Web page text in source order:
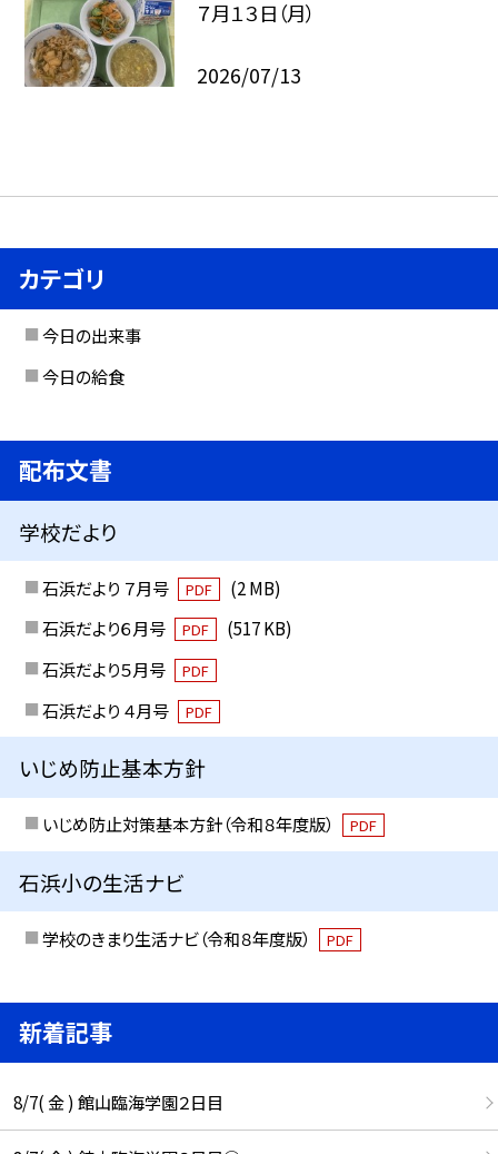
７月１３日（月）
2026/07/13
カテゴリ
今日の出来事
今日の給食
配布文書
学校だより
石浜だより ７月号 PDF
(2 MB)
石浜だより６月号
PDF
(517 KB)
石浜だより５月号
PDF
石浜だより ４月号 PDF
いじめ防止基本方針
いじめ防止対策基本方針（令和８年度版） PDF
石浜小の生活ナビ
学校のきまり生活ナビ（令和８年度版） PDF
新着記事
8/7( 金 ) 館山臨海学園２日目